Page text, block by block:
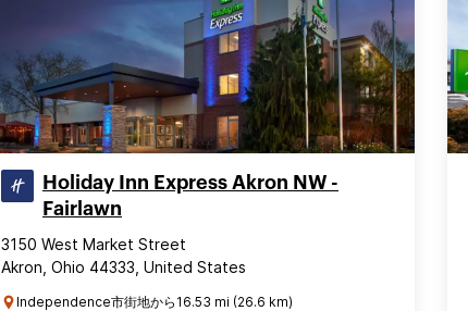
Holiday Inn Express Akron NW -
Fairlawn
3150 West Market Street
Akron, Ohio 44333, United States
Independence市街地から16.53 mi (26.6 km)